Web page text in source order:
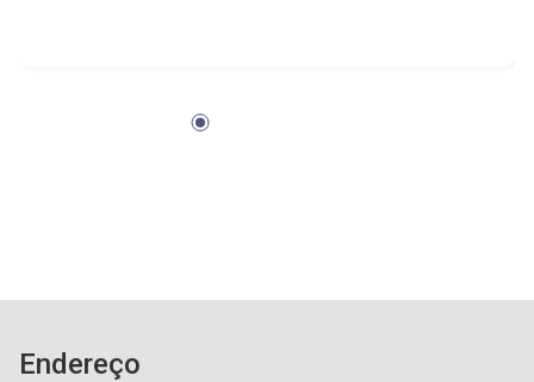
Verace Pizza e Hospital Unimed.
Endereço